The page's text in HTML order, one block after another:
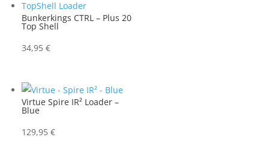
Bunkerkings CTRL – Plus 20
Top Shell
34,95€
Virtue Spire IR² Loader –
Blue
129,95€